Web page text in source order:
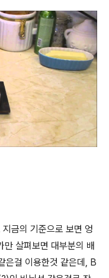
금의 기준으로 보면 엉
만 살펴보면 대부분의 배
은걸 이용한것 같은데, B